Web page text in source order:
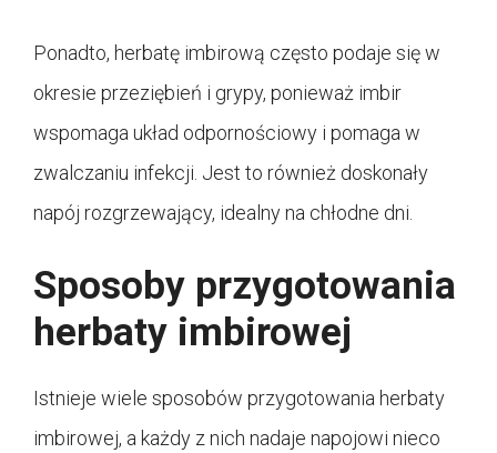
Ponadto, herbatę imbirową często podaje się w
okresie przeziębień i grypy, ponieważ imbir
wspomaga układ odpornościowy i pomaga w
zwalczaniu infekcji. Jest to również doskonały
napój rozgrzewający, idealny na chłodne dni.
Sposoby przygotowania
herbaty imbirowej
Istnieje wiele sposobów przygotowania herbaty
imbirowej, a każdy z nich nadaje napojowi nieco